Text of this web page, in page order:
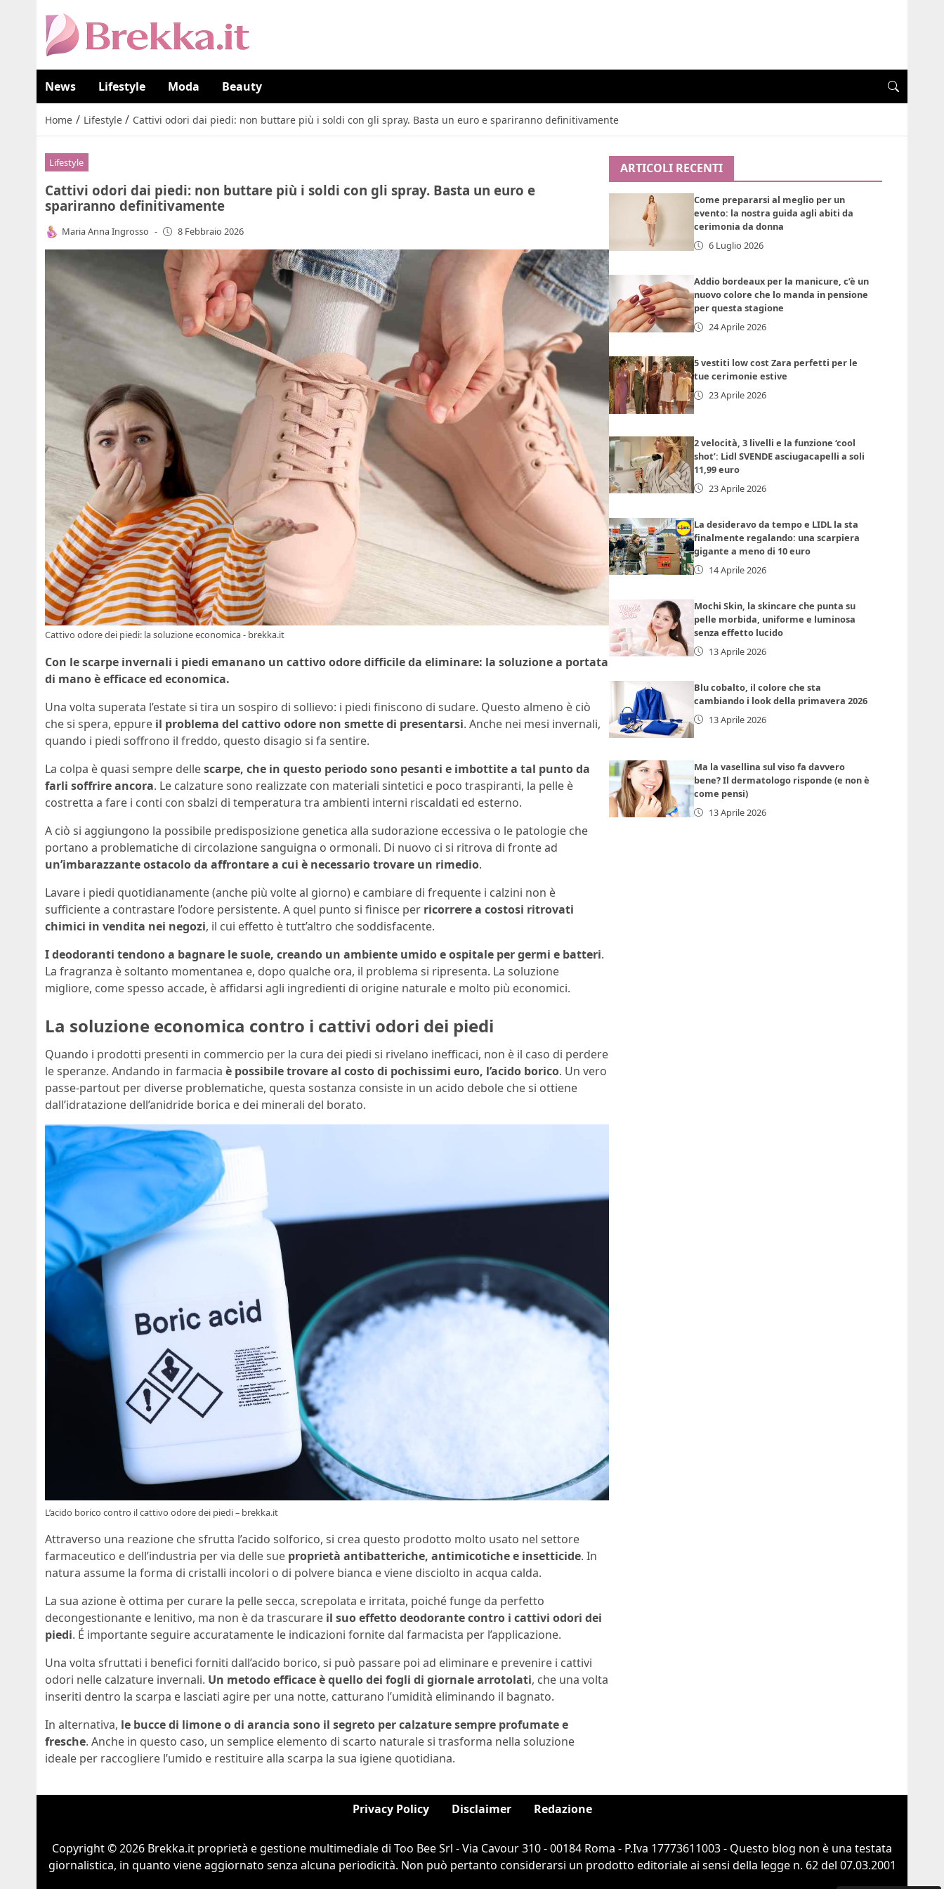
News Lifestyle Moda Beauty
Home / Lifestyle / Cattivi odori dai piedi: non buttare più i soldi con gli spray. Basta un euro e spariranno definitivamente
Lifestyle
Cattivi odori dai piedi: non buttare più i soldi con gli spray. Basta un euro e
spariranno definitivamente
Maria Anna Ingrosso - 8 Febbraio 2026
Cattivo odore dei piedi: la soluzione economica - brekka.it
Con le scarpe invernali i piedi emanano un cattivo odore difficile da eliminare: la soluzione a portata
di mano è efficace ed economica.
Una volta superata l’estate si tira un sospiro di sollievo: i piedi finiscono di sudare. Questo almeno è ciò
che si spera, eppure il problema del cattivo odore non smette di presentarsi. Anche nei mesi invernali,
quando i piedi soffrono il freddo, questo disagio si fa sentire.
La colpa è quasi sempre dellescarpe, che in questo periodo sono pesanti e imbottite a tal punto da
farli soffrire ancora. Le calzature sono realizzate con materiali sintetici e poco traspiranti, la pelle è
costretta a fare i conti con sbalzi di temperatura tra ambienti interni riscaldati ed esterno.
A ciò si aggiungono la possibile predisposizione genetica alla sudorazione eccessiva o le patologie che
portano a problematiche di circolazione sanguigna o ormonali. Di nuovo ci si ritrova di fronte ad
un’imbarazzante ostacolo da affrontare a cui è necessario trovare un rimedio.
Lavare i piedi quotidianamente (anche più volte al giorno) e cambiare di frequente i calzini non è
sufficiente a contrastare l’odore persistente. A quel punto si finisce per ricorrere a costosi ritrovati
chimici in vendita nei negozi, il cui effetto è tutt’altro che soddisfacente.
I deodoranti tendono a bagnare le suole, creando un ambiente umido e ospitale per germi e batteri.
La fragranza è soltanto momentanea e, dopo qualche ora, il problema si ripresenta. La soluzione
migliore, come spesso accade, è affidarsi agli ingredienti di origine naturale e molto più economici.
La soluzione economica contro i cattivi odori dei piedi
Quando i prodotti presenti in commercio per la cura dei piedi si rivelano inefficaci, non è il caso di perdere
le speranze. Andando in farmacia è possibile trovare al costo di pochissimi euro, l’acido borico. Un vero
passe-partout per diverse problematiche, questa sostanza consiste in un acido debole che si ottiene
dall’idratazione dell’anidride borica e dei minerali del borato.
L’acido borico contro il cattivo odore dei piedi – brekka.it
Attraverso una reazione che sfrutta l’acido solforico, si crea questo prodotto molto usato nel settore
farmaceutico e dell’industria per via delle sue proprietà antibatteriche, antimicotiche e insetticide. In
natura assume la forma di cristalli incolori o di polvere bianca e viene disciolto in acqua calda.
La sua azione è ottima per curare la pelle secca, screpolata e irritata, poiché funge da perfetto
decongestionante e lenitivo, ma non è da trascurare il suo effetto deodorante contro i cattivi odori dei
piedi. É importante seguire accuratamente le indicazioni fornite dal farmacista per l’applicazione.
Una volta sfruttati i benefici forniti dall’acido borico, si può passare poi ad eliminare e prevenire i cattivi
odori nelle calzature invernali. Un metodo efficace è quello dei fogli di giornale arrotolati, che una volta
inseriti dentro la scarpa e lasciati agire per una notte, catturano l’umidità eliminando il bagnato.
In alternativa, le bucce di limone o di arancia sono il segreto per calzature sempre profumate e
fresche. Anche in questo caso, un semplice elemento di scarto naturale si trasforma nella soluzione
ideale per raccogliere l’umido e restituire alla scarpa la sua igiene quotidiana.
ARTICOLI RECENTI
Come prepararsi al meglio per un
evento: la nostra guida agli abiti da
cerimonia da donna
6 Luglio 2026
Addio bordeaux per la manicure, c’è un
nuovo colore che lo manda in pensione
per questa stagione
24 Aprile 2026
5 vestiti low cost Zara perfetti per le
tue cerimonie estive
23 Aprile 2026
2 velocità, 3 livelli e la funzione ‘cool
shot’: Lidl SVENDE asciugacapelli a soli
11,99 euro
23 Aprile 2026
La desideravo da tempo e LIDL la sta
finalmente regalando: una scarpiera
gigante a meno di 10 euro
14 Aprile 2026
Mochi Skin, la skincare che punta su
pelle morbida, uniforme e luminosa
senza effetto lucido
13 Aprile 2026
Blu cobalto, il colore che sta
cambiando i look della primavera 2026
13 Aprile 2026
Ma la vasellina sul viso fa davvero
bene? Il dermatologo risponde (e non è
come pensi)
13 Aprile 2026
Privacy Policy Disclaimer Redazione
Copyright © 2026 Brekka.it proprietà e gestione multimediale di Too Bee Srl - Via Cavour 310 - 00184 Roma - P.Iva 17773611003 - Questo blog non è una testata
giornalistica, in quanto viene aggiornato senza alcuna periodicità. Non può pertanto considerarsi un prodotto editoriale ai sensi della legge n. 62 del 07.03.2001